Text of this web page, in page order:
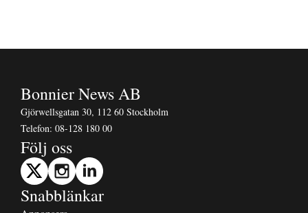
Bonnier News AB
Gjörwellsgatan 30, 112 60 Stockholm
Telefon: 08-128 180 00
Följ oss
Snabblänkar